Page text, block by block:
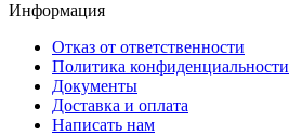
Информация
Отказ от ответственности
Политика конфиденциальности
Документы
Доставка и оплата
Написать нам